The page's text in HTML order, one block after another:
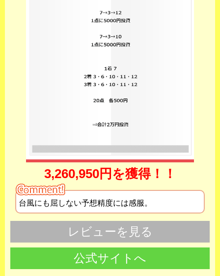
3,260,950円を獲得！！
台風にも屈しない予想精度には感服。
レビューを見る
公式サイトへ